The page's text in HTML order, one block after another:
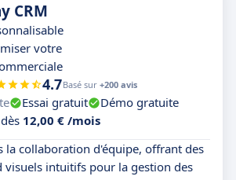
CRM
votre
4.7Basé sur +200 avis
Essai gratuit
Démo gratuite
12,00 € /mois
la collaboration d'équipe, offrant des
visuels intuitifs pour la gestion des